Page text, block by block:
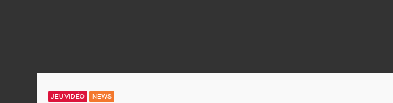
JEU VIDÉO NEWS